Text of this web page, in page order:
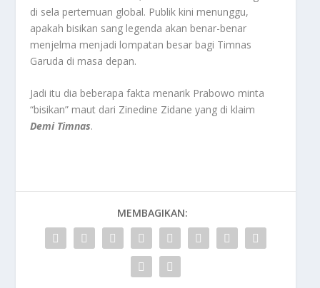
di sela pertemuan global. Publik kini menunggu,
apakah bisikan sang legenda akan benar-benar
menjelma menjadi lompatan besar bagi Timnas
Garuda di masa depan.
Jadi itu dia beberapa fakta menarik Prabowo minta
“bisikan” maut dari Zinedine Zidane yang di klaim
Demi Timnas.
MEMBAGIKAN: